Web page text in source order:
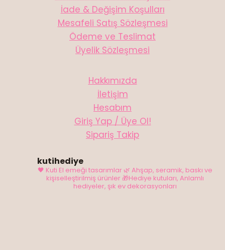
İade & Değişim Koşulları
Mesafeli Satış Sözleşmesi
Ödeme ve Teslimat
Üyelik Sözleşmesi
Hakkımızda
İletişim
Hesabım
Giriş Yap / Üye Ol!
Sipariş Takip
kutihediye
🖤 Kuti El emeği tasarımlar 🌿 Ahşap, seramik, baskı ve
kişiselleştirilmiş ürünler 🎁Hediye kutuları, Anlamlı
hediyeler, şık ev dekorasyonları